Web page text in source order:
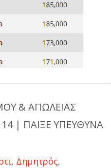
& ΑΠΩΛΕΙΑΣ
| ΠΑΙΞΕ ΥΠΕΥΘΥΝΑ
, Δημητρός,